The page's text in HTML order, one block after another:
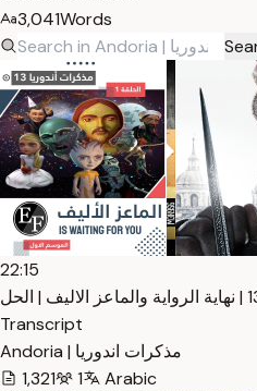
3,041Words
22:15
مذكرات اندوريا 13 | نهاية الرواية والماعز الاليف | الحل… —
Transcript
Andoria | مذكرات اندوريا
1,321
1 Arabic